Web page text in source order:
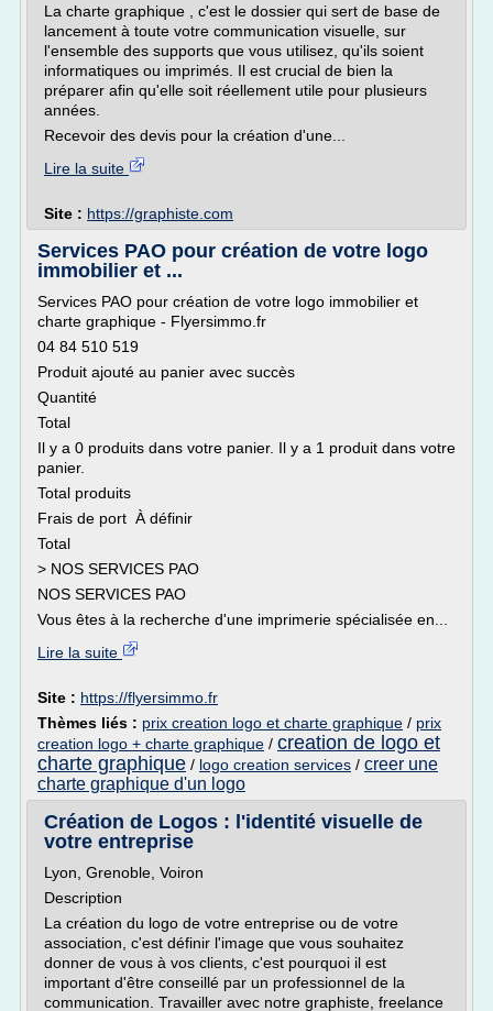
La charte graphique , c'est le dossier qui sert de base de
lancement à toute votre communication visuelle, sur
l'ensemble des supports que vous utilisez, qu'ils soient
informatiques ou imprimés. Il est crucial de bien la
préparer afin qu'elle soit réellement utile pour plusieurs
années.
Recevoir des devis pour la création d'une...
Lire la suite
Site : https://graphiste.com
Services PAO pour création de votre logo
immobilier et ...
Services PAO pour création de votre logo immobilier et
charte graphique - Flyersimmo.fr
04 84 510 519
Produit ajouté au panier avec succès
Quantité
Total
Il y a 0 produits dans votre panier. Il y a 1 produit dans votre
panier.
Total produits
Frais de port À définir
Total
> NOS SERVICES PAO
NOS SERVICES PAO
Vous êtes à la recherche d'une imprimerie spécialisée en...
Lire la suite
Site : https://flyersimmo.fr
Thèmes liés : prix creation logo et charte graphique / prix
creation logo + charte graphique / creation de logo et
charte graphique / logo creation services / creer une
charte graphique d'un logo
Création de Logos : l'identité visuelle de
votre entreprise
Lyon, Grenoble, Voiron
Description
La création du logo de votre entreprise ou de votre
association, c'est définir l'image que vous souhaitez
donner de vous à vos clients, c'est pourquoi il est
important d'être conseillé par un professionnel de la
communication. Travailler avec notre graphiste, freelance